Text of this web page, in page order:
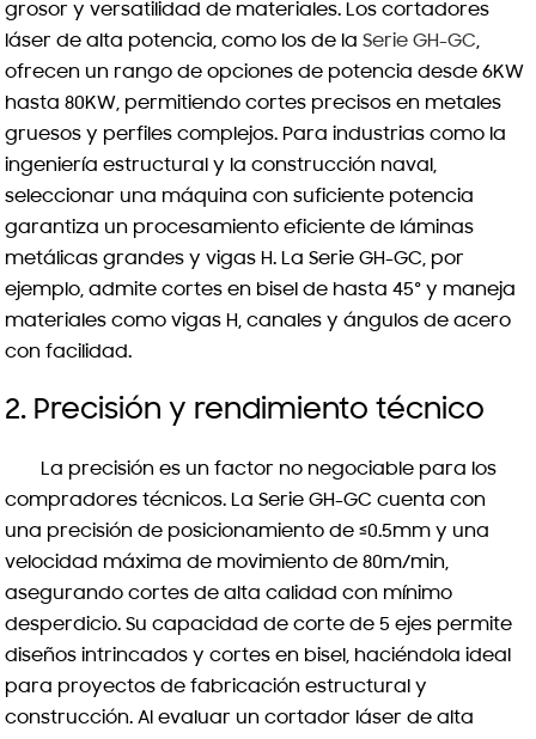
grosor y versatilidad de materiales. Los cortadores
láser de alta potencia, como los de laSerie GH-GC,
ofrecen un rango de opciones de potencia desde 6KW
hasta 80KW, permitiendo cortes precisos en metales
gruesos y perfiles complejos. Para industrias como la
ingeniería estructural y la construcción naval,
seleccionar una máquina con suficiente potencia
garantiza un procesamiento eficiente de láminas
metálicas grandes y vigas H. La Serie GH-GC, por
ejemplo, admite cortes en bisel de hasta 45° y maneja
materiales como vigas H, canales y ángulos de acero
con facilidad.
2. Precisión y rendimiento técnico
La precisión es un factor no negociable para los
compradores técnicos. La Serie GH-GC cuenta con
una precisión de posicionamiento de ≤0.5mm y una
velocidad máxima de movimiento de 80m/min,
asegurando cortes de alta calidad con mínimo
desperdicio. Su capacidad de corte de 5 ejes permite
diseños intrincados y cortes en bisel, haciéndola ideal
para proyectos de fabricación estructural y
construcción. Al evaluar un cortador láser de alta